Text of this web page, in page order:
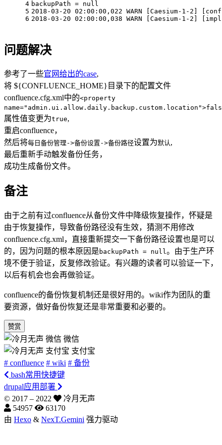
4
5
6
backupPath = null
2018-03-20 02:00:00,022 WARN [Caesium-1-2]
2018-03-20 02:00:00,038 WARN [Caesium-1-2]
问题解决
参考了一些官网给出的case,
将 ${CONFLUENCE_HOME}目录下的配置文件
confluence.cfg.xml中的<property
属性值变更为true,
重启confluence，
然后将每日备份管理->备份设置->备份路径设置为默认,
最后重新手动触发备份任务，
成功生成备份文件。
备注
由于之前有过confluence从备份文件中降级恢复操作，怀疑是
由于恢复操作，导致备份路径没有生效，猜测不用修改
confluence.cfg.xml，直接重新提交一下备份路径设置也是可以
的，因为问题的根本原因是 backupPath = null。由于生产环
境不便于验证，反复修改验证。有兴趣的读者可以验证一下，
以后有机会也会再做验证。
confluence的备份恢复机制还是很好用的。wiki作为团队的重
要资源，做好备份恢复还是非常重要和必要的。
赞赏
微信
支付宝
# confluence # wiki # 备份
bash常用快捷键
drupal应用部署
© 2017 – 2022
冷月无声
54957
63170
由 Hexo & NexT.Gemini 强力驱动